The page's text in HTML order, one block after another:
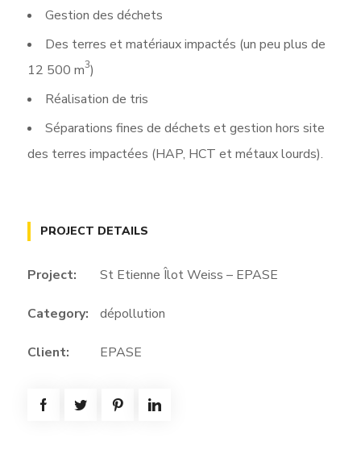
Gestion des déchets
Des terres et matériaux impactés (un peu plus de
12 500 m3)
Réalisation de tris
Séparations fines de déchets et gestion hors site
des terres impactées (HAP, HCT et métaux lourds).
PROJECT DETAILS
Project: St Etienne Îlot Weiss – EPASE
Category: dépollution
Client: EPASE